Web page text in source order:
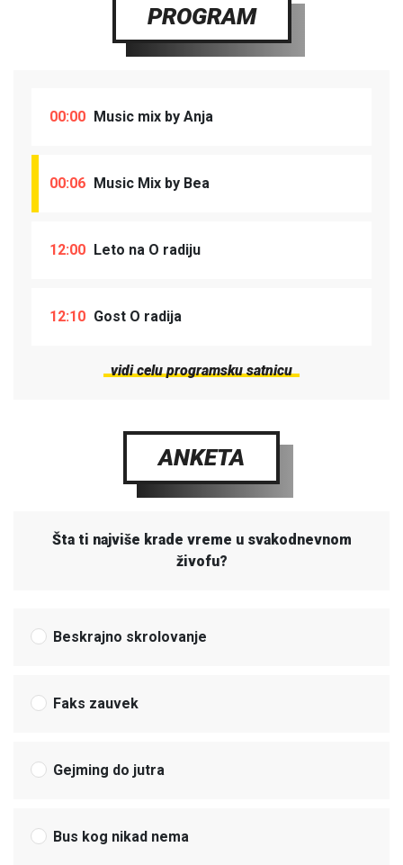
PROGRAM
00:00 Music mix by Anja
00:06 Music Mix by Bea
12:00 Leto na O radiju
12:10 Gost O radija
vidi celu programsku satnicu
ANKETA
Šta ti najviše krade vreme u svakodnevnom
živofu?
Beskrajno skrolovanje
Faks zauvek
Gejming do jutra
Bus kog nikad nema